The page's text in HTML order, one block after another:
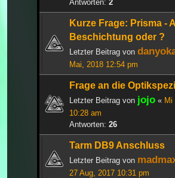
Antworten: 2
Kurze Frage: Prisma -
Beschichtung oder ?
Letzter Beitrag von
Mai, 2018 12:54 pm
Frage an die
Letzter Beitrag von jojo « Mi
10:28 am
Antworten: 26
Tarm DB9 Anschluss
Letzter Beitrag von
27 Aug, 2017 10:31 pm